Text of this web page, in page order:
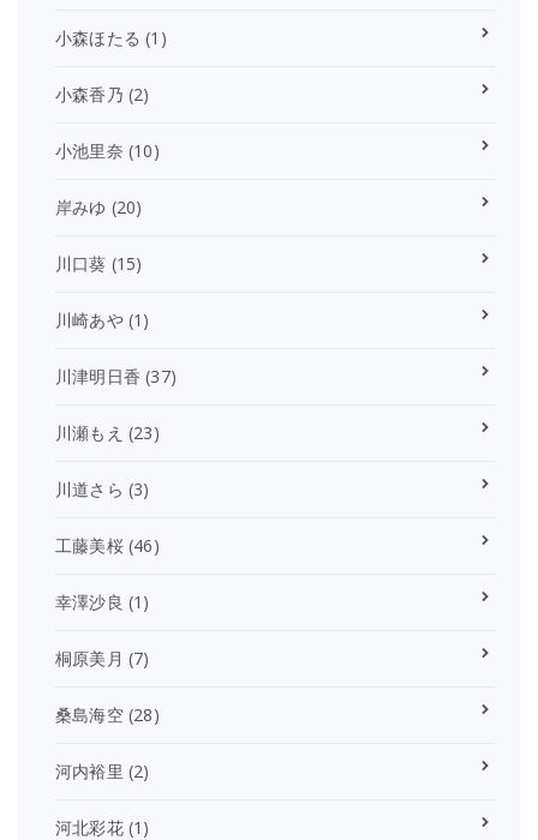
小森ほたる (1)
小森香乃 (2)
小池里奈 (10)
岸みゆ (20)
川口葵 (15)
川崎あや(1)
川津明日香 (37)
川瀬もえ (23)
川道さら (3)
工藤美桜(46)
幸澤沙良 (1)
桐原美月 (7)
桑島海空(28)
河内裕里 (2)
河北彩花(1)